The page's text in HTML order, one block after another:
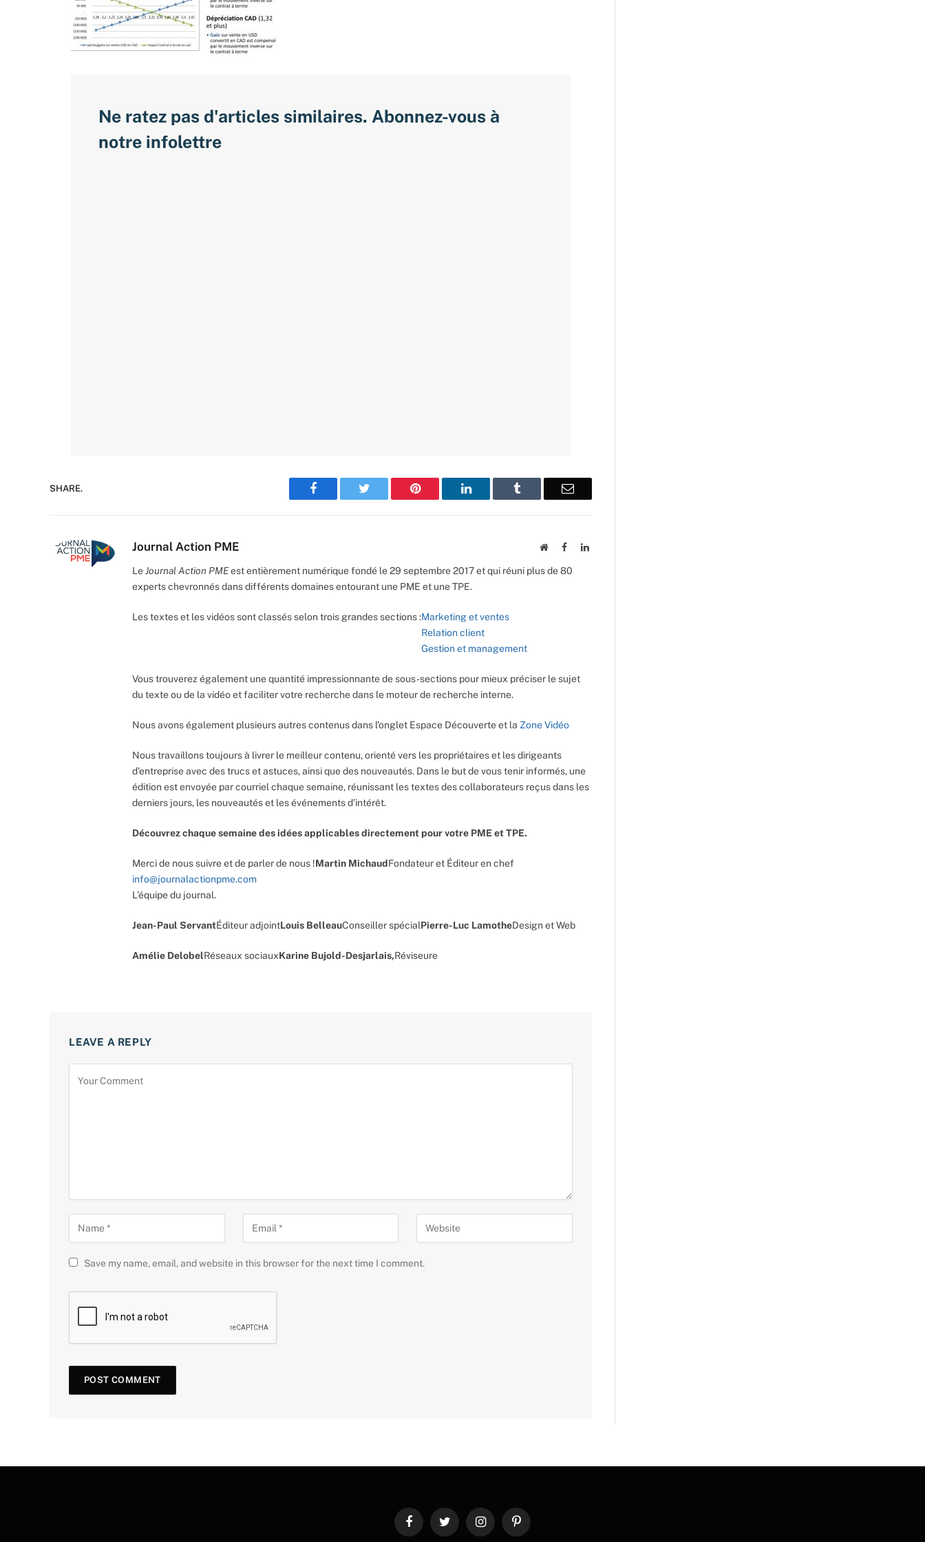
Ne ratez pas d'articles similaires. Abonnez-vous à
notre infolettre
SHARE. Facebook Twitter Pinterest LinkedIn Tumblr Email
Journal Action PME WebsiteFacebookLinkedIn
LeJournal Action PMEest entièrement numérique fondé le 29 septembre 2017 et qui réuni plus de 80
experts chevronnés dans différents domaines entourant une PME et une TPE.
Les textes et les vidéos sont classés selon trois grandes sections :Marketing et ventes
Relation client
Gestion et management
Vous trouverez également une quantité impressionnante de sous-sections pour mieux préciser le sujet
du texte ou de la vidéo et faciliter votre recherche dans le moteur de recherche interne.
Nous avons également plusieurs autres contenus dans l’onglet Espace Découverte et la Zone Vidéo
Nous travaillons toujours à livrer le meilleur contenu, orienté vers les propriétaires et les dirigeants
d’entreprise avec des trucs et astuces, ainsi que des nouveautés. Dans le but de vous tenir informés, une
édition est envoyée par courriel chaque semaine, réunissant les textes des collaborateurs reçus dans les
derniers jours, les nouveautés et les événements d’intérêt.
Découvrez chaque semaine des idées applicables directement pour votre PME et TPE.
Merci de nous suivre et de parler de nous !
info@journalactionpme.com
L’équipe du journal.
Martin MichaudFondateur et Éditeur en chef
Jean-Paul ServantÉditeur adjointLouis BelleauConseiller spécialPierre-Luc LamotheDesign et Web
Amélie DelobelRéseaux sociauxKarine Bujold-Desjarlais,Réviseure
LEAVE A REPLY
Save my name, email, and website in this browser for the next time I comment.
FacebookTwitter InstagramPinterest